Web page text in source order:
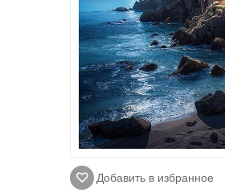
Добавить в избранное